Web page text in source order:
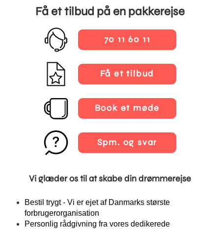
Få et tilbud på en pakkerejse
70 11 60 11
Få et tilbud
Book et møde
Spm. og svar
Vi glæder os til at skabe din drømmerejse
Bestil trygt - Vi er ejet af Danmarks største
forbrugerorganisation
Personlig rådgivning fra vores dedikerede